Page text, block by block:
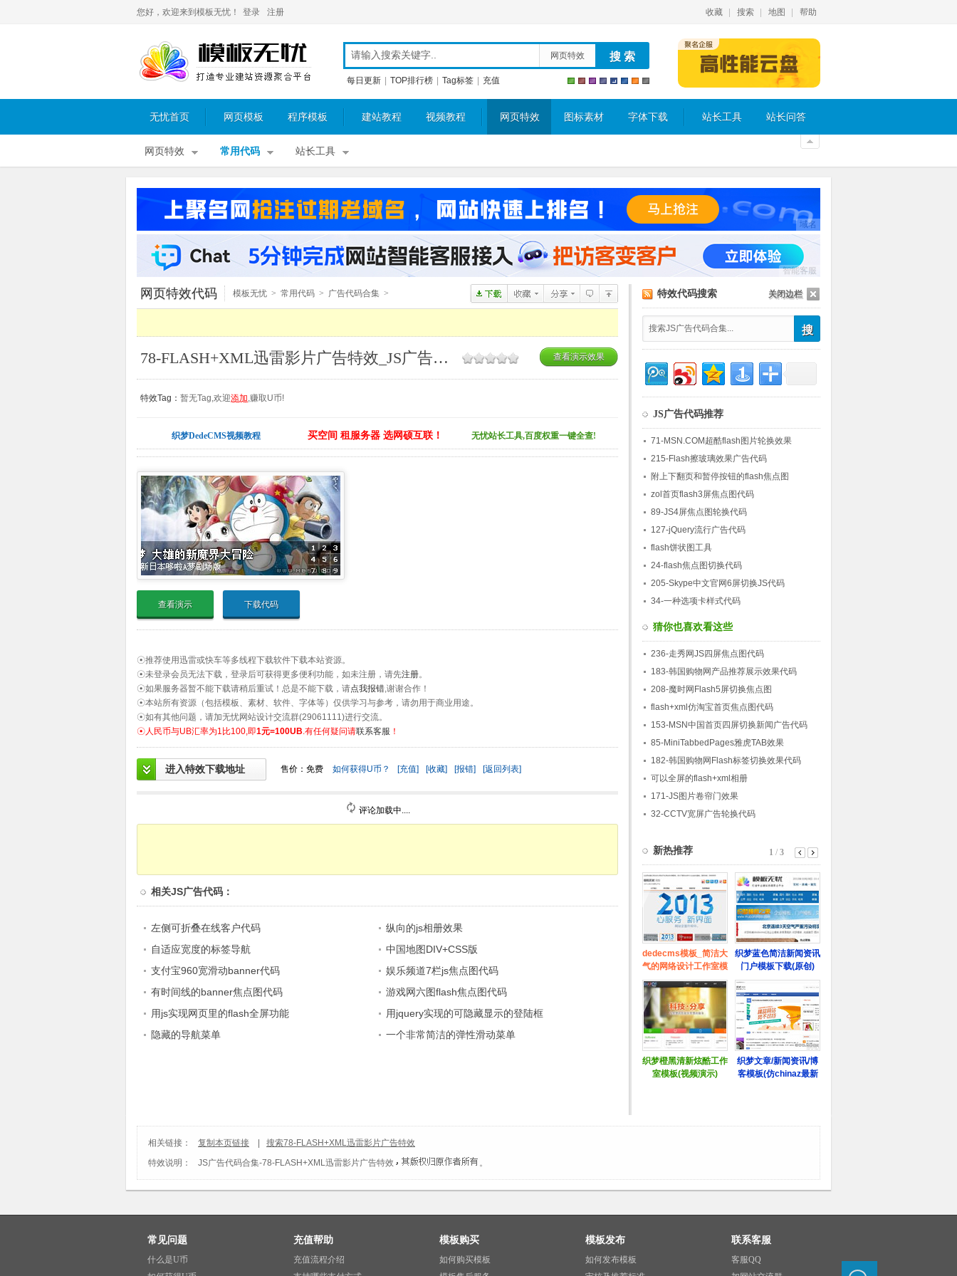
您好，欢迎来到模板无忧！ 登录 注册 收藏 搜索 地图 帮助
网页特效
每日更新 TOP排行榜 Tag标签 充值
无忧首页 网页模板 程序模板 建站教程 视频教程 网页特效 图标素材 字体下载 站长工具 站长问答
网页特效 常用代码 站长工具
域名
智能客服
关闭边栏
网页特效代码 模板无忧 > 常用代码 > 广告代码合集 >
78-FLASH+XML迅雷影片广告特效_JS广告代码合集 查看演示效果
特效Tag： 暂无Tag,欢迎添加,赚取U币!
织梦DedeCMS视频教程 买空间 租服务器 选网硕互联！ 无忧站长工具,百度权重一键全查!
查看演示 下载代码
☉推荐使用迅雷或快车等多线程下载软件下载本站资源。
☉未登录会员无法下载，登录后可获得更多便利功能，如未注册，请先注册。
☉如果服务器暂不能下载请稍后重试！总是不能下载，请点我报错,谢谢合作！
☉本站所有资源（包括模板、素材、软件、字体等）仅供学习与参考，请勿用于商业用途。
☉如有其他问题，请加无忧网站设计交流群(29061111)进行交流。
☉人民币与UB汇率为1比100,即1元=100UB.有任何疑问请联系客服 ！
进入特效下载地址 售价：免费 如何获得U币？ [充值] [收藏] [报错] [返回列表]
评论加载中....
相关JS广告代码 ：
左侧可折叠在线客户代码
纵向的js相册效果
自适应宽度的标签导航
中国地图DIV+CSS版
支付宝960宽滑动banner代码
娱乐频道7栏js焦点图代码
有时间线的banner焦点图代码
游戏网六图flash焦点图代码
用js实现网页里的flash全屏功能
用jquery实现的可隐藏显示的登陆框
隐藏的导航菜单
一个非常简洁的弹性滑动菜单
特效代码搜索
JS广告代码推荐
71-MSN.COM超酷flash图片轮换效果
215-Flash擦玻璃效果广告代码
附上下翻页和暂停按钮的flash焦点图
zol首页flash3屏焦点图代码
89-JS4屏焦点图轮换代码
127-jQuery流行广告代码
flash饼状图工具
24-flash焦点图切换代码
205-Skype中文官网6屏切换JS代码
34-一种选项卡样式代码
猜你也喜欢看这些
236-走秀网JS四屏焦点图代码
183-韩国购物网产品推荐展示效果代码
208-魔时网Flash5屏切换焦点图
flash+xml仿淘宝首页焦点图代码
153-MSN中国首页四屏切换新闻广告代码
85-MiniTabbedPages雅虎TAB效果
182-韩国购物网Flash标签切换效果代码
可以全屏的flash+xml相册
171-JS图片卷帘门效果
32-CCTV宽屏广告轮换代码
相关链接： 复制本页链接
搜索78-FLASH+XML迅雷影片广告特效
特效说明：
JS广告代码合集-78-FLASH+XML迅雷影片广告特效 。
常见问题
什么是U币
充值帮助
充值流程介绍
模板购买
如何购买模板
模板发布
如何发布模板
联系客服
客服QQ